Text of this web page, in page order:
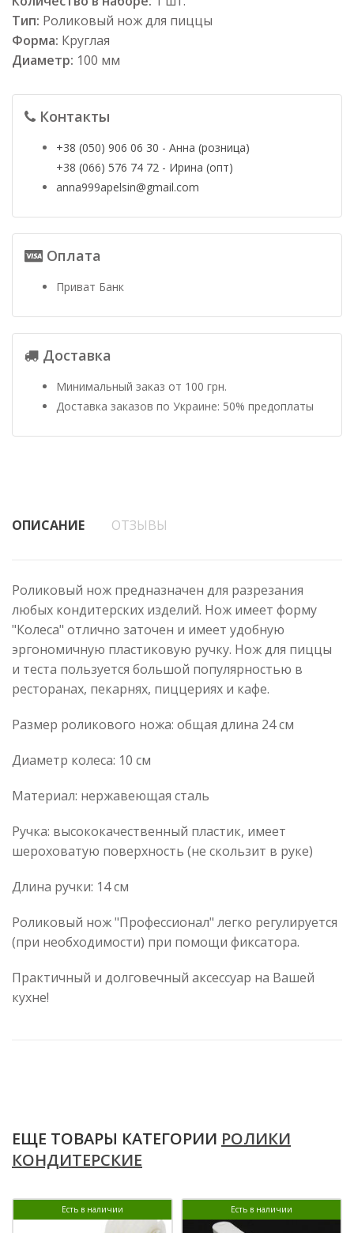
Тип: Роликовый нож для пиццы
Форма: Круглая
Диаметр: 100 мм
Контакты
+38 (050) 906 06 30 - Анна (розница)
+38 (066) 576 74 72 - Ирина (опт)
anna999apelsin@gmail.com
Оплата
Приват Банк
Доставка
Минимальный заказ от 100 грн.
Доставка заказов по Украине: 50% предоплаты
ОПИСАНИЕ ОТЗЫВЫ
Роликовый нож предназначен для разрезания
любых кондитерских изделий. Нож имеет форму
"Колеса" отлично заточен и имеет удобную
эргономичную пластиковую ручку. Нож для пиццы
и теста пользуется большой популярностью в
ресторанах, пекарнях, пиццериях и кафе.
Размер роликового ножа: общая длина 24 см
Диаметр колеса: 10 см
Материал: нержавеющая сталь
Ручка: высококачественный пластик, имеет
шероховатую поверхность (не скользит в руке)
Длина ручки: 14 см
Роликовый нож "Профессионал" легко регулируется
(при необходимости) при помощи фиксатора.
Практичный и долговечный аксессуар на Вашей
кухне!
ЕЩЕ ТОВАРЫ КАТЕГОРИИ РОЛИКИ
КОНДИТЕРСКИЕ
Есть в наличии Есть в наличии